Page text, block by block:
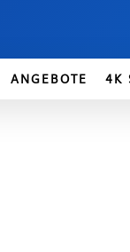
ANGEBOTE 4K